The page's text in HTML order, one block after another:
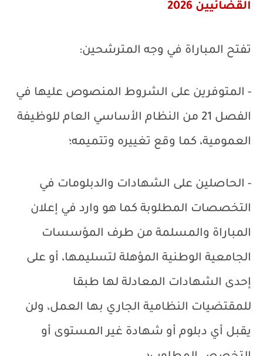
القضائيين 2026
تفتح المباراة في وجه المترشحين:
- المتوفرين على الشروط المنصوص عليها في
الفصل 21 من النظام الأساسي العام للوظيفة
العمومية، كما وقع تغييره وتتميمه؛
- الحاصلين على الشهادات والدبلومات في
التخصصات المطلوبة كما هو وارد في إعلان
المباراة والمسلمة من طرف المؤسسات
الجامعية الوطنية المؤهلة لتسليمها، أو على
إحدى الشهادات المعادلة لها طبقا
للمقتضيات النظامية الجاري بها العمل، ولن
يقبل أي دبلوم أو شهادة غير المستوى أو